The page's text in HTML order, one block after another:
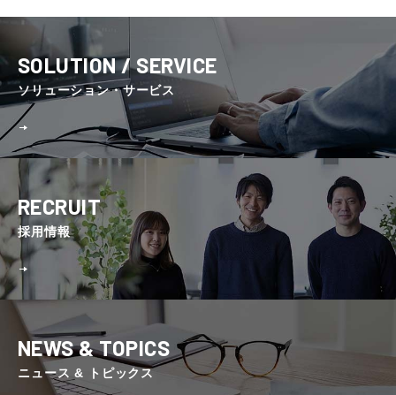
SOLUTION / SERVICE
ソリューション・サービス
RECRUIT
採⽤情報
NEWS & TOPICS
ニュース & トピックス